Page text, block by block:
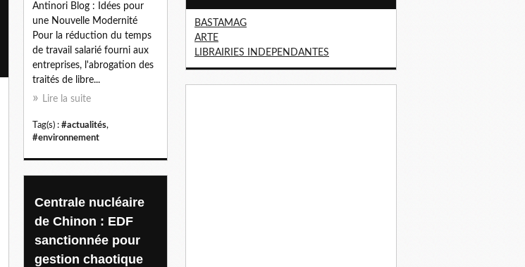
Antinori Blog : Idées pour
une Nouvelle Modernité
Pour la réduction du temps
de travail salarié fourni aux
entreprises, l'abrogation des
traités de libre...
Lire la suite
Tag(s) : #actualités,
#environnement
Centrale nucléaire
de Chinon : EDF
sanctionnée pour
gestion chaotique
BASTAMAG
ARTE
LIBRAIRIES INDEPENDANTES